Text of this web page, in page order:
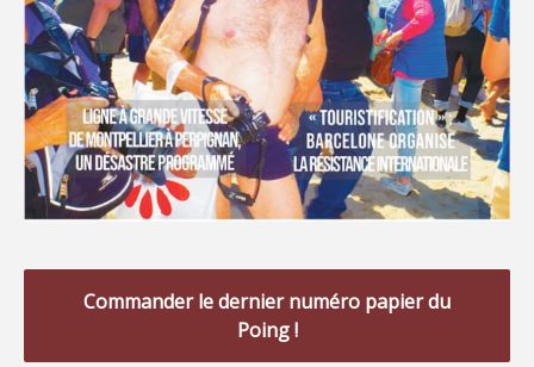
Commander le dernier numéro papier du
Poing !